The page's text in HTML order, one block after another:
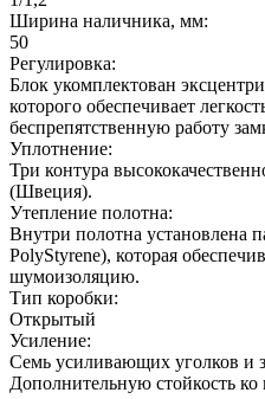
Ширина наличника, мм:
50
Регулировка:
Блок укомплектован
которого обеспечивает
беспрепятственную работу
Уплотнение:
Три контура
(Швеция).
Утепление полотна:
Внутри полотна установлена
PolyStyrene), которая
шумоизоляцию.
Тип коробки:
Открытый
Усиление:
Семь усиливающих уголков и
Дополнительную стойкость ко